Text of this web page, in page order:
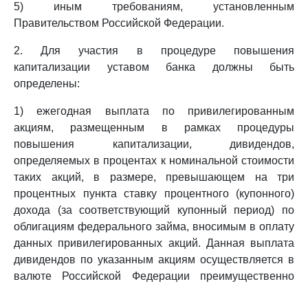
5) иным требованиям, установленным
Правительством Российской Федерации.
2. Для участия в процедуре повышения
капитализации уставом банка должны быть
определены:
1) ежегодная выплата по привилегированным
акциям, размещенным в рамках процедуры
повышения капитализации, дивидендов,
определяемых в процентах к номинальной стоимости
таких акций, в размере, превышающем на три
процентных пункта ставку процентного (купонного)
дохода (за соответствующий купонный период) по
облигациям федерального займа, вносимым в оплату
данных привилегированных акций. Данная выплата
дивидендов по указанным акциям осуществляется в
валюте Российской Федерации преимущественно